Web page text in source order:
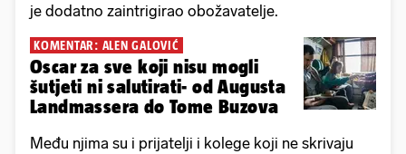
je dodatno zaintrigirao obožavatelje.
KOMENTAR: ALEN GALOVIĆ
Oscar za sve koji nisu mogli
šutjeti ni salutirati- od Augusta
Landmassera do Tome Buzova
Među njima su i prijatelji i kolege koji ne skrivaju